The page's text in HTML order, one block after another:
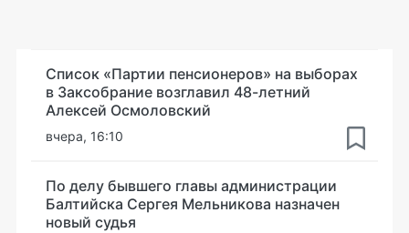
Список «Партии пенсионеров» на выборах
в Заксобрание возглавил 48-летний
Алексей Осмоловский
вчера, 16:10
По делу бывшего главы администрации
Балтийска Сергея Мельникова назначен
новый судья